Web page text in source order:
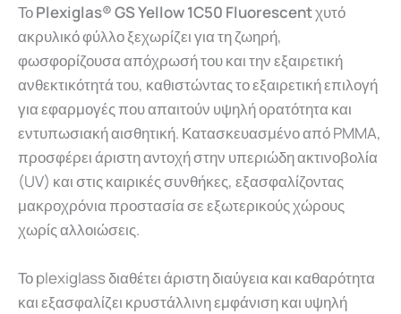
ΤοPlexiglas® GS Yellow 1C50 Fluorescentχυτό
ακρυλικό φύλλο ξεχωρίζει για τη ζωηρή,
φωσφορίζουσα απόχρωσή του και την εξαιρετική
ανθεκτικότητά του, καθιστώντας το εξαιρετική επιλογή
για εφαρμογές που απαιτούν υψηλή ορατότητα και
εντυπωσιακή αισθητική. Κατασκευασμένο από PMMA,
προσφέρει άριστη αντοχή στην υπεριώδη ακτινοβολία
(UV) και στις καιρικές συνθήκες, εξασφαλίζοντας
μακροχρόνια προστασία σε εξωτερικούς χώρους
χωρίς αλλοιώσεις.
Το plexiglass διαθέτει άριστη διαύγεια και καθαρότητα
και εξασφαλίζει κρυστάλλινη εμφάνιση και υψηλή